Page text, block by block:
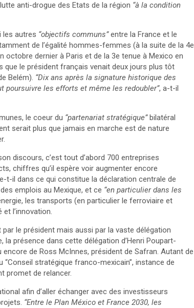
anti-drogue des Etats de la région “à la condition
les autres “objectifs communs”entre la France et le
de l’égalité hommes-femmes (à la suite de la 4e
dernier à Paris et de la 3e tenue à Mexico en
le président français venait deux jours plus tôt
Belém). “Dix ans après la signature historique des
poursuivre les efforts et même les redoubler”, a-t-il
le coeur du “partenariat stratégique”bilatéral
serait plus que jamais en marche est de nature
discours, c’est tout d’abord 700 entreprises
chiffres qu’il espère voir augmenter encore
t-il dans ce qui constitue la déclaration centrale de
emplois au Mexique, et ce “en particulier dans les
les transports (en particulier le ferroviaire et
l’innovation.
le président mais aussi par la vaste délégation
la présence dans cette délégation d’Henri Poupart-
encore de Ross McInnes, président de Safran. Autant de
stratégique franco-mexicain”, instance de
promet de relancer.
afin d’aller échanger avec des investisseurs
“Entre le Plan México et France 2030, les